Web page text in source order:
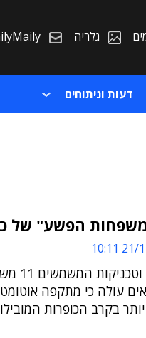
גלריה
דעות וניתוחים
הפשע" של
21/
סופוס
עולה כי מתקפה
בקרב הכופרות